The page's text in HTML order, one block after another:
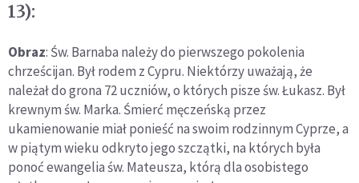
13):
Obraz: Św. Barnaba należy do pierwszego pokolenia
chrześcijan. Był rodem z Cypru. Niektórzy uważają, że
należał do grona 72 uczniów, o których pisze św. Łukasz. Był
krewnym św. Marka. Śmierć męczeńską przez
ukamienowanie miał ponieść na swoim rodzinnym Cyprze, a
w piątym wieku odkryto jego szczątki, na których była
ponoć ewangelia św. Mateusza, którą dla osobistego